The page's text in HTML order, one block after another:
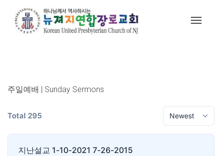
주일예배 | Sunday Sermons
Total 295
지난설교 1-10-2021 7-26-2015